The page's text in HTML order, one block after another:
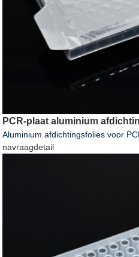
PCR-plaat aluminium
Aluminium afdichtingsfolies voor
navraagdetail